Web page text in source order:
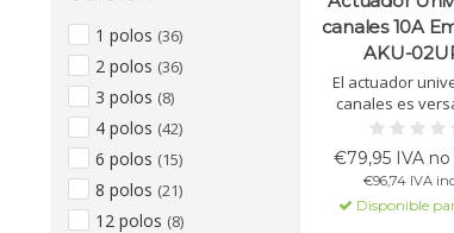
1 polos (36)
2 polos (36)
3 polos (8)
4 polos (42)
6 polos (15)
8 polos (21)
12 polos (8)
canales 10A
AKU-
El actuador
canales es
interruptor,
calefacción.
automático,
ventilación y
€79,95 IVA
€96,74 IVA
Disponible